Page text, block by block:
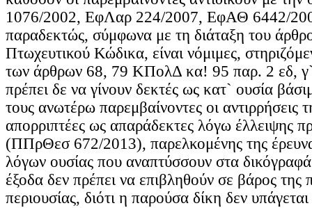
1076/2002, ΕφΛαρ 224/2007, ΕφΑΘ 6442/
παραδεκτώς, σύμφωνα με τη διάταξη του
Πτωχευτικού Κώδικα, είναι νόμιμες,
των άρθρων 68, 79 ΚΠολΔ κα! 95 παρ. 2 εδ, γ`
πρέπει δε να γίνουν δεκτές ως κατ` ουσία
τους ανωτέρω παρεμβαίνοντες οι αντιρρήσεις
απορριπτέες ως απαράδεκτες λόγω έλλειψης
(ΠΠρΘεσ 672/2013), παρελκομένης της
λόγων ουσίας που αναπτύσσουν στα
έξοδα δεν πρέπει να επιβληθούν σε βάρος της
περιουσίας, διότι η παρούσα δίκη δεν υπάγεται